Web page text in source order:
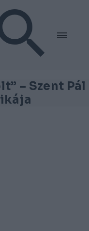
– Szent Pál